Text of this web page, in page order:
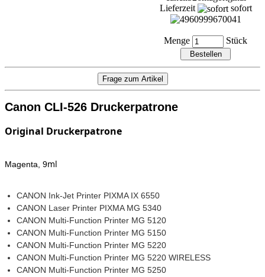
Lieferzeit
sofort
Menge Stück
Canon CLI-526 Druckerpatrone
Original Druckerpatrone
Magenta, 9ml
CANON Ink-Jet Printer PIXMA IX 6550
CANON Laser Printer PIXMA MG 5340
CANON Multi-Function Printer MG 5120
CANON Multi-Function Printer MG 5150
CANON Multi-Function Printer MG 5220
CANON Multi-Function Printer MG 5220 WIRELESS
CANON Multi-Function Printer MG 5250